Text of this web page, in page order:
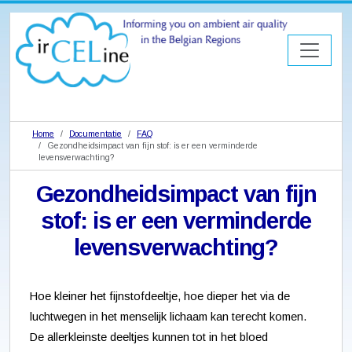
Home Documentatie
FAQ
Gezondheidsimpact van fijn stof: is er een verminderde
levensverwachting?
Gezondheidsimpact van fijn
stof: is er een verminderde
levensverwachting?
Hoe kleiner het fijnstofdeeltje, hoe dieper het via de
luchtwegen in het menselijk lichaam kan terecht komen.
De allerkleinste deeltjes kunnen tot in het bloed